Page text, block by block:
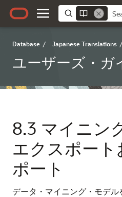
Database / Japanese Translations /
ユーザーズ・ガ
8.3 マイニン
エクスポート
ポート
データ・マイニング・モデ